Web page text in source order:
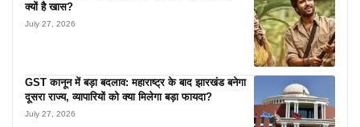
क्यों है खास?
July 27, 2026
GST कानून में बड़ा बदलाव: महाराष्ट्र के बाद झारखंड बनेगा
दूसरा राज्य, व्यापारियों को क्या मिलेगा बड़ा फायदा?
July 27, 2026